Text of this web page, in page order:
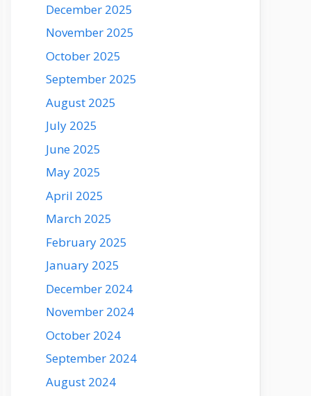
December 2025
November 2025
October 2025
September 2025
August 2025
July 2025
June 2025
May 2025
April 2025
March 2025
February 2025
January 2025
December 2024
November 2024
October 2024
September 2024
August 2024